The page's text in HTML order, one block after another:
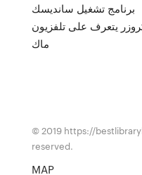
برنامج تشغيل سانديسك
يتعرف على تلفزيون
ماك
© 2019 https://
reserved.
MAP